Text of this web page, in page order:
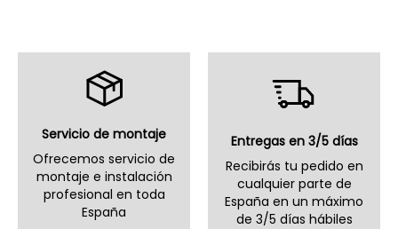
Servicio de montaje
Ofrecemos servicio de
montaje e instalación
profesional en toda
España
Entregas en 3/5 días
Recibirás tu pedido en
cualquier parte de
España en un máximo
de 3/5 días hábiles